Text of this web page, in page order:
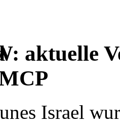
aktuelle
Israel